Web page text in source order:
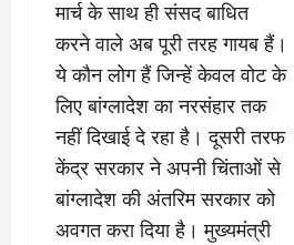
मार्च के साथ ही संसद बाधित
करने वाले अब पूरी तरह गायब हैं।
ये कौन लोग हैं जिन्हें केवल वोट के
लिए बांग्लादेश का नरसंहार तक
नहीं दिखाई दे रहा है। दूसरी तरफ
केंद्र सरकार ने अपनी चिंताओं से
बांग्लादेश की अंतरिम सरकार को
अवगत करा दिया है। मुख्यमंत्री